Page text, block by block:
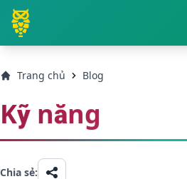
Trang chủ Blog
Kỹ năng
Chia sẻ: